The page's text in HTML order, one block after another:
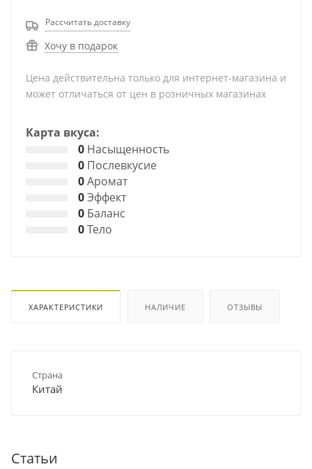
Рассчитать доставку
Хочу в подарок
Цена действительна только для интернет-магазина и
может отличаться от цен в розничных магазинах
Карта вкуса:
0 Насыщенность
0 Послевкусие
0Аромат
0Эффект
0 Баланс
0Тело
ХАРАКТЕРИСТИКИ НАЛИЧИЕ ОТЗЫВЫ
Страна
Китай
Статьи